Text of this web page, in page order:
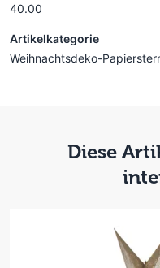
40.00
Artikelkategorie
Weihnachtsdeko-
Diese